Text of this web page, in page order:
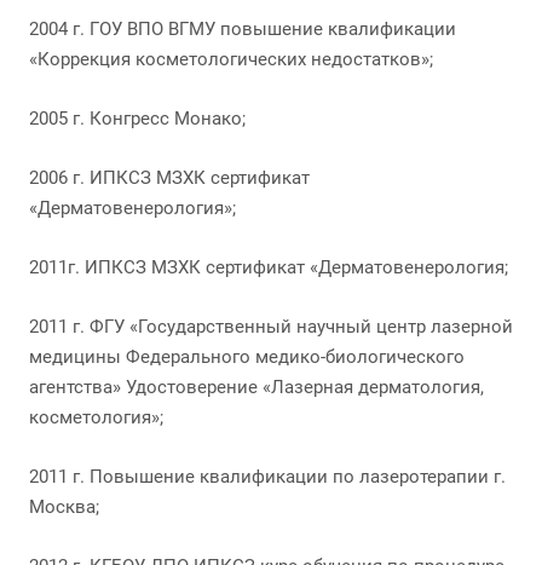
2004 г. ГОУ ВПО ВГМУ повышение квалификации
«Коррекция косметологических недостатков»;
2005 г. Конгресс Монако;
2006 г. ИПКСЗ МЗХК сертификат
«Дерматовенерология»;
2011г. ИПКСЗ МЗХК сертификат «Дерматовенерология;
2011 г. ФГУ «Государственный научный центр лазерной
медицины Федерального медико-биологического
агентства» Удостоверение «Лазерная дерматология,
косметология»;
2011 г. Повышение квалификации по лазеротерапии г.
Москва;